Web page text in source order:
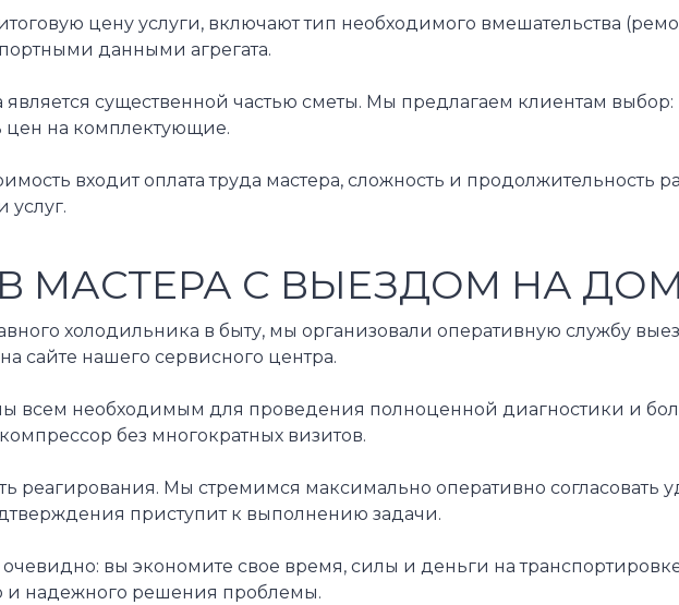
цену услуги, включают тип необходимого вмешательства
данными агрегата.
является существенной частью сметы. Мы предлагаем клиентам
цен на комплектующие.
входит оплата труда мастера, сложность и
услуг.
МАСТЕРА С ВЫЕЗДОМ НА
холодильника в быту, мы организовали оперативную службу
сайте нашего сервисного центра.
необходимым для проведения полноценной диагностики и
без многократных визитов.
реагирования. Мы стремимся максимально оперативно
приступит к выполнению задачи.
вы экономите свое время, силы и деньги на
и надежного решения проблемы.